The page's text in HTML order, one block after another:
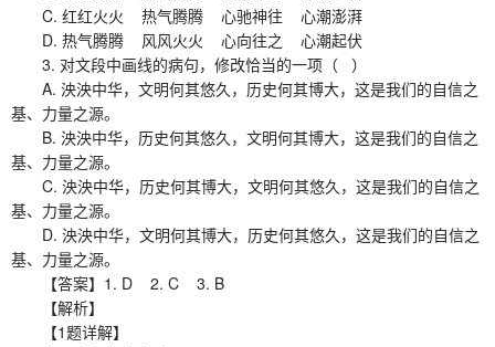
C. 红红火火 热气腾腾 心驰神往 心潮澎湃
D. 热气腾腾 风风火火 心向往之 心潮起伏
3. 对文段中画线的病句，修改恰当的一项（ ）
A. 泱泱中华，文明何其悠久，历史何其博大，这是我们的自信之
基、力量之源。
B. 泱泱中华，历史何其悠久，文明何其博大，这是我们的自信之
基、力量之源。
C. 泱泱中华，历史何其博大，文明何其悠久，这是我们的自信之
基、力量之源。
D. 泱泱中华，文明何其博大，历史何其悠久，这是我们的自信之
基、力量之源。
【答案】1. D 2. C 3. B
【解析】
【1题详解】